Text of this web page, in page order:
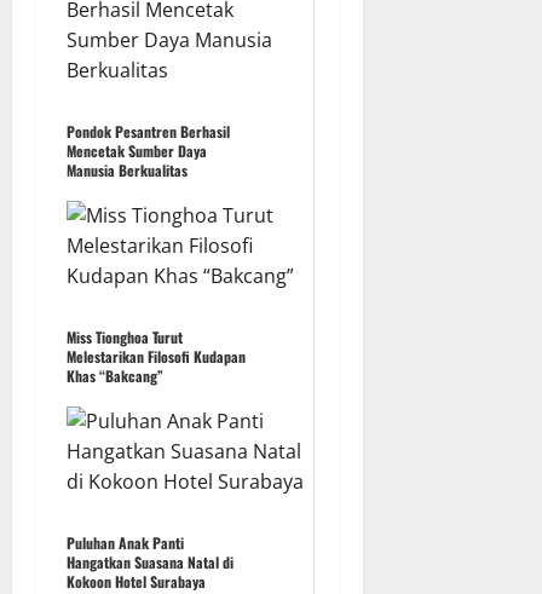
Pondok Pesantren Berhasil
Mencetak Sumber Daya
Manusia Berkualitas
Miss Tionghoa Turut
Melestarikan Filosofi Kudapan
Khas “Bakcang”
Puluhan Anak Panti
Hangatkan Suasana Natal di
Kokoon Hotel Surabaya